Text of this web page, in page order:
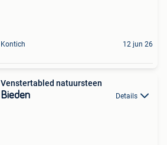
Kontich 12 jun 26
Venstertabled natuursteen
Bieden Details